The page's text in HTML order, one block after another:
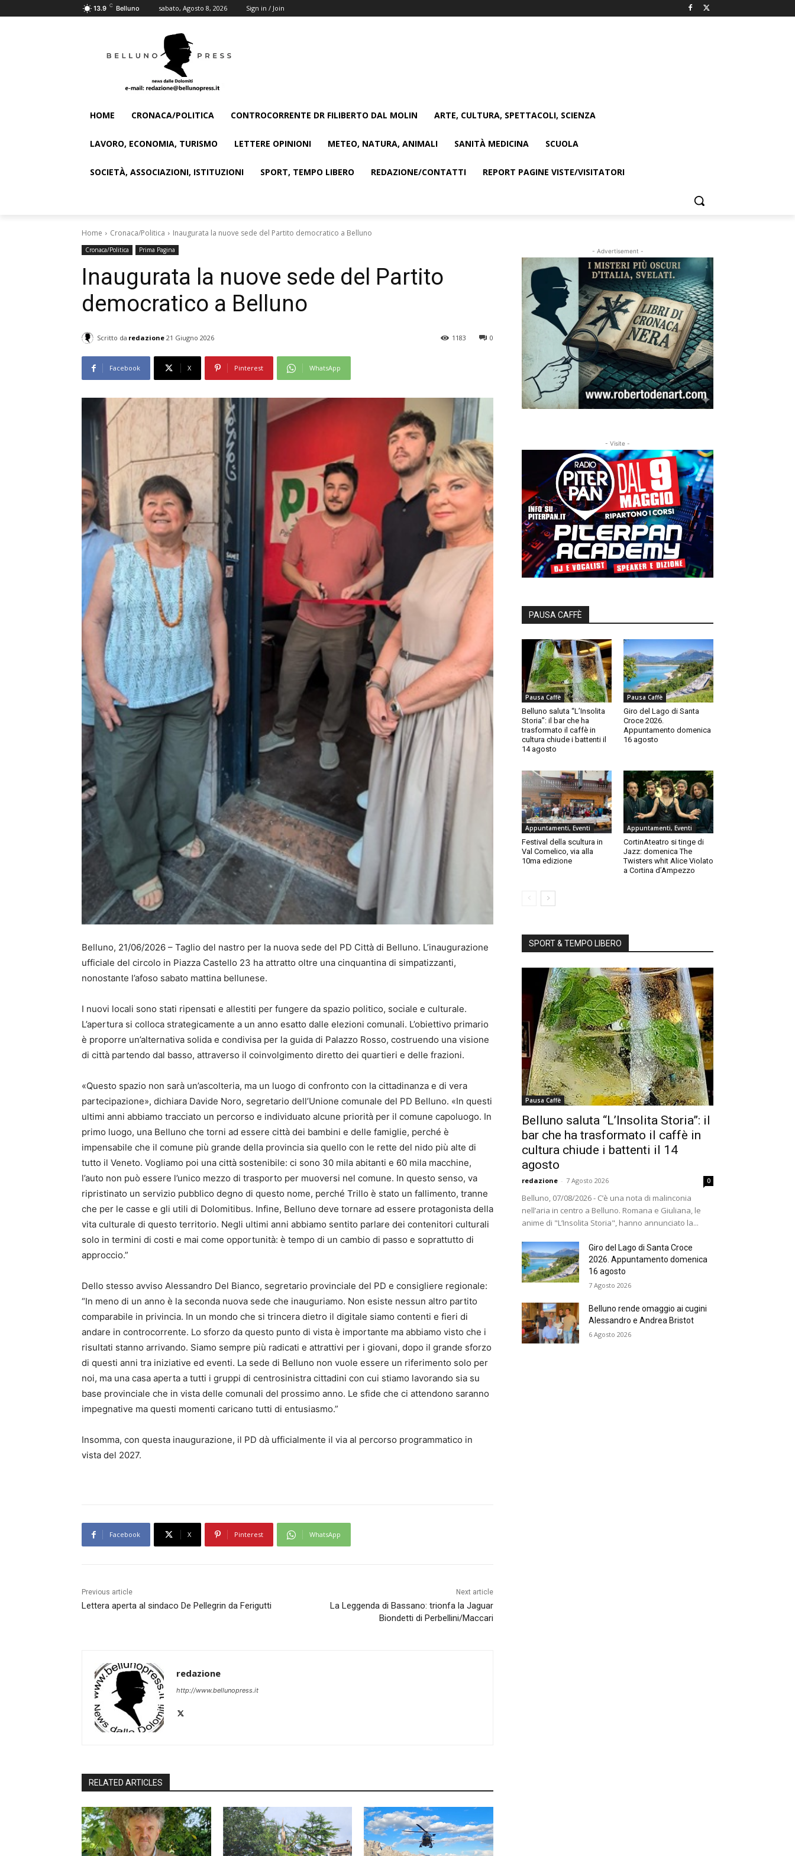
13.9 C Belluno sabato, Agosto 8, 2026 Sign in / Join
HOME CRONACA/POLITICA CONTROCORRENTE DR FILIBERTO DAL MOLIN ARTE, CULTURA, SPETTACOLI, SCIENZA
LAVORO, ECONOMIA, TURISMO LETTERE OPINIONI METEO, NATURA, ANIMALI SANITÀ MEDICINA SCUOLA
SOCIETÀ, ASSOCIAZIONI, ISTITUZIONI SPORT, TEMPO LIBERO REDAZIONE/CONTATTI REPORT PAGINE VISTE/VISITATORI
Home Cronaca/Politica Inaugurata la nuove sede del Partito democratico a Belluno
Cronaca/Politica Prima Pagina
Inaugurata la nuove sede del Partito
democratico a Belluno
Scritto da redazione 21 Giugno 2026 0
1183
Facebook X Pinterest WhatsApp
Belluno, 21/06/2026 – Taglio del nastro per la nuova sede del PD Città di Belluno. L’inaugurazione
ufficiale del circolo in Piazza Castello 23 ha attratto oltre una cinquantina di simpatizzanti,
nonostante l’afoso sabato mattina bellunese.
I nuovi locali sono stati ripensati e allestiti per fungere da spazio politico, sociale e culturale.
L’apertura si colloca strategicamente a un anno esatto dalle elezioni comunali. L’obiettivo primario
è proporre un’alternativa solida e condivisa per la guida di Palazzo Rosso, costruendo una visione
di città partendo dal basso, attraverso il coinvolgimento diretto dei quartieri e delle frazioni.
«Questo spazio non sarà un’ascolteria, ma un luogo di confronto con la cittadinanza e di vera
partecipazione», dichiara Davide Noro, segretario dell’Unione comunale del PD Belluno. «In questi
ultimi anni abbiamo tracciato un percorso e individuato alcune priorità per il comune capoluogo. In
primo luogo, una Belluno che torni ad essere città dei bambini e delle famiglie, perché è
impensabile che il comune più grande della provincia sia quello con le rette del nido più alte di
tutto il Veneto. Vogliamo poi una città sostenibile: ci sono 30 mila abitanti e 60 mila macchine,
l’auto non può essere l’unico mezzo di trasporto per muoversi nel comune. In questo senso, va
ripristinato un servizio pubblico degno di questo nome, perché Trillo è stato un fallimento, tranne
che per le casse e gli utili di Dolomitibus. Infine, Belluno deve tornare ad essere protagonista della
vita culturale di questo territorio. Negli ultimi anni abbiamo sentito parlare dei contenitori culturali
solo in termini di costi e mai come opportunità: è tempo di un cambio di passo e soprattutto di
approccio.”
Dello stesso avviso Alessandro Del Bianco, segretario provinciale del PD e consigliere regionale:
“In meno di un anno è la seconda nuova sede che inauguriamo. Non esiste nessun altro partito
comparabile in privincia. In un mondo che si trincera dietro il digitale siamo contenti e fieri di
andare in controcorrente. Lo sforzo da questo punto di vista è importante ma abbiamo visto che i
risultati stanno arrivando. Siamo sempre più radicati e attrattivi per i giovani, dopo il grande sforzo
di questi anni tra iniziative ed eventi. La sede di Belluno non vuole essere un riferimento solo per
noi, ma una casa aperta a tutti i gruppi di centrosinistra cittadini con cui stiamo lavorando sia su
base provinciale che in vista delle comunali del prossimo anno. Le sfide che ci attendono saranno
impegnative ma questi momenti caricano tutti di entusiasmo.”
Insomma, con questa inaugurazione, il PD dà ufficialmente il via al percorso programmatico in
vista del 2027.
Facebook X Pinterest WhatsApp
Previous article
Lettera aperta al sindaco De Pellegrin da Ferigutti
Next article
La Leggenda di Bassano: trionfa la Jaguar
Biondetti di Perbellini/Maccari
redazione
http://www.bellunopress.it
RELATED ARTICLES
- Advertisement -
- Visite -
PAUSA CAFFÈ
Pausa Caffè
Belluno saluta “L’Insolita
Storia”: il bar che ha
trasformato il caffè in
cultura chiude i battenti il
14 agosto
Pausa Caffè
Giro del Lago di Santa
Croce 2026.
Appuntamento domenica
16 agosto
Appuntamenti, Eventi
Festival della scultura in
Val Comelico, via alla
10ma edizione
Appuntamenti, Eventi
CortinAteatro si tinge di
Jazz: domenica The
Twisters whit Alice Violato
a Cortina d’Ampezzo
SPORT & TEMPO LIBERO
Pausa Caffè
Belluno saluta “L’Insolita Storia”: il
bar che ha trasformato il caffè in
cultura chiude i battenti il 14
agosto
redazione - 7 Agosto 2026 0
Belluno, 07/08/2026 - C’è una nota di malinconia
nell’aria in centro a Belluno. Romana e Giuliana, le
anime di "L’Insolita Storia", hanno annunciato la...
Giro del Lago di Santa Croce
2026. Appuntamento domenica
16 agosto
7 Agosto 2026
Belluno rende omaggio ai cugini
Alessandro e Andrea Bristot
6 Agosto 2026